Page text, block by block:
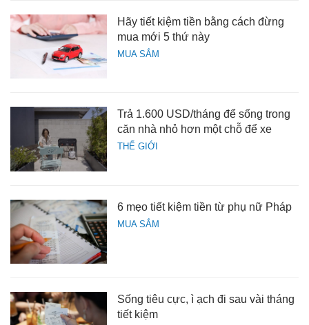
MUA SẮM
Hãy tiết kiệm tiền bằng cách đừng
mua mới 5 thứ này
THẾ GIỚI
Trả 1.600 USD/tháng để sống trong
căn nhà nhỏ hơn một chỗ để xe
MUA SẮM
6 mẹo tiết kiệm tiền từ phụ nữ Pháp
Sống tiêu cực, ì ạch đi sau vài tháng
tiết kiệm